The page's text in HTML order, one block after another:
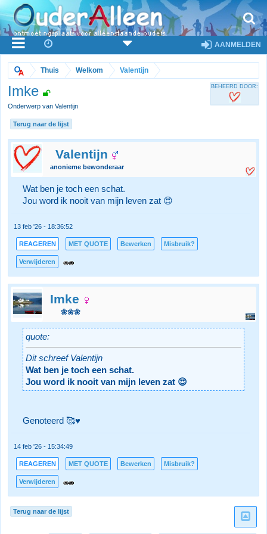
AANMELDEN
Thuis Welkom Valentijn
Imke
Onderwerp van Valentijn
BEHEERD DOOR:
Terug naar de lijst
Valentijn
anonieme bewonderaar
Wat ben je toch een schat.
Jou word ik nooit van mijn leven zat 😍
13 feb '26 - 18:36:52
REAGEREN MET QUOTE Bewerken Misbruik?
Verwijderen
Imke
🌼🌼🌼
quote:
Dit schreef Valentijn
Wat ben je toch een schat.
Jou word ik nooit van mijn leven zat 😍
Genoteerd 🥰♥️
14 feb '26 - 15:34:49
REAGEREN MET QUOTE Bewerken Misbruik?
Verwijderen
Terug naar de lijst